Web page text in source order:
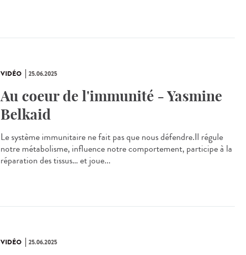
VIDÉO 25.06.2025
Au coeur de l'immunité - Yasmine
Belkaid
Le système immunitaire ne fait pas que nous défendre.Il régule
notre métabolisme, influence notre comportement, participe à la
réparation des tissus… et joue...
VIDÉO 25.06.2025